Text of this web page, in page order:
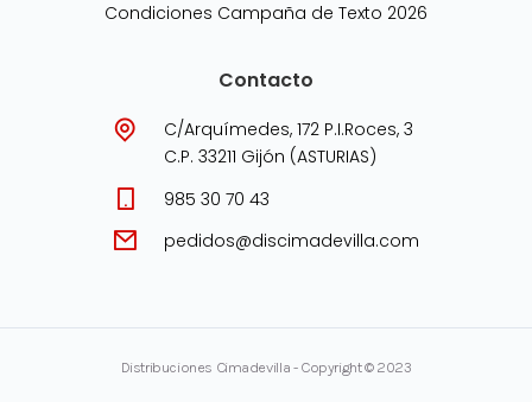
Condiciones Campaña de Texto 2026
Contacto
C/Arquímedes, 172 P.I.Roces, 3
C.P. 33211 Gijón (ASTURIAS)
985 30 70 43
pedidos@discimadevilla.com
Distribuciones Cimadevilla - Copyright © 2023